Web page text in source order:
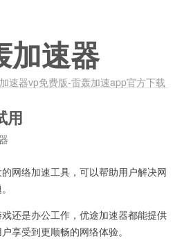
加速器
速器vp免费版-雷轰加速app官方下载
用
络加速工具，可以帮助用户解决网
是办公工作，优途加速器都能提供
享受到更顺畅的网络体验。